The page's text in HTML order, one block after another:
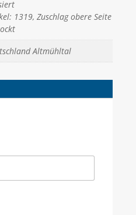
1319, Zuschlag obere Seite
Altmühltal